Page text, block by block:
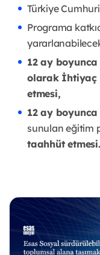
Türkiye
Programa
12 ay
olarak İhtiyaç
etmesi,
12 ay
sunulan eğitim
taahhüt etmesi.